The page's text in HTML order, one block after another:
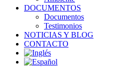
DOCUMENTOS
Documentos
Testimonios
NOTICIAS Y BLOG
CONTACTO